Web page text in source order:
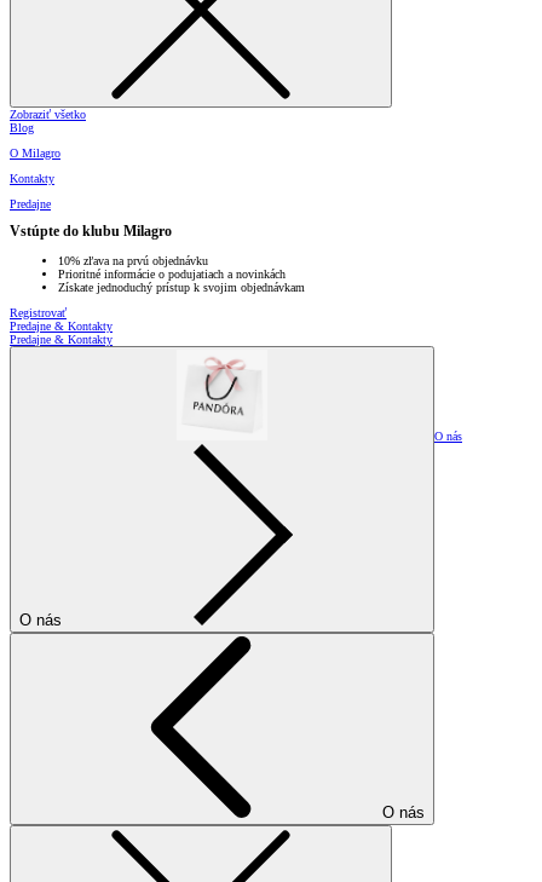
Zobraziť všetko
Blog
O Milagro
Kontakty
Predajne
Vstúpte do klubu Milagro
10% zľava na prvú objednávku
Prioritné informácie o podujatiach a novinkách
Získate jednoduchý prístup k svojim objednávkam
Registrovať
Predajne & Kontakty
Predajne & Kontakty
O nás
O nás
O nás